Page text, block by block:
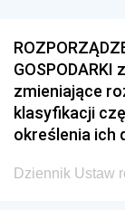
GOSPODARKI
zmieniające
klasyfikacji
określenia ich
Dziennik Ustaw